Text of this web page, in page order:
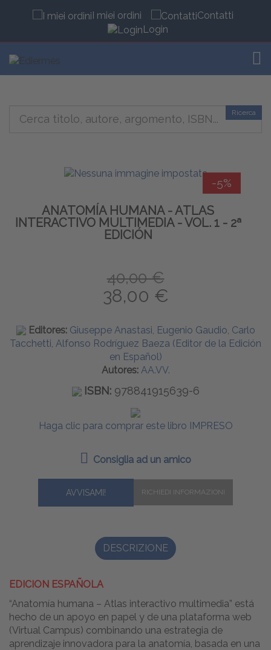
I miei ordini
Contatti
Login
Ricerca
-5%
ANATOMÍA HUMANA - ATLAS
INTERACTIVO MULTIMEDIA - VOL. 1 - 2ª
EDICIÓN
40,00 €
38,00 €
Editores: Giuseppe Anastasi, Eugenio Gaudio, Carlo
Tacchetti, Alfonso Rodríguez Baeza (Editor de la Edición
en Español)
Autores: AA.VV.
ISBN: 978841915639-6
Haga clic para comprar este libro IMPRESO
Consiglia ad un amico
AVVISAMI!
DESCRIZIONE
EDICION ESPAÑOLA
“Anatomía humana – Atlas interactivo multimedia” está
hecho de un apoyo en papel y de una plataforma web
(Virtual Campus) combinando una estrategia de
aprendizaje innovadora para la anatomía, basada en una